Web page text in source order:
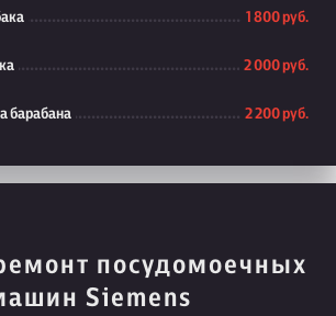
1 800 руб.
2 000 руб.
барабана 2 200 руб.
посудомоечных
Siemens